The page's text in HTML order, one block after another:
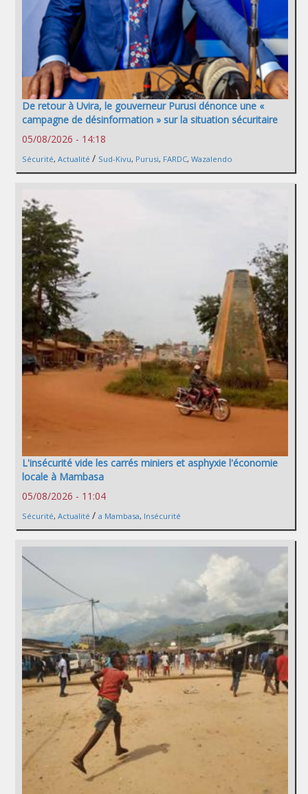
De retour à Uvira, le gouverneur Purusi dénonce une «
campagne de désinformation » sur la situation sécuritaire
05/08/2026 - 14:18
Sécurité, Actualité / Sud-Kivu, Purusi, FARDC, Wazalendo
L'insécurité vide les carrés miniers et asphyxie l'économie
locale à Mambasa
05/08/2026 - 11:04
Sécurité, Actualité / a Mambasa, Insécurité